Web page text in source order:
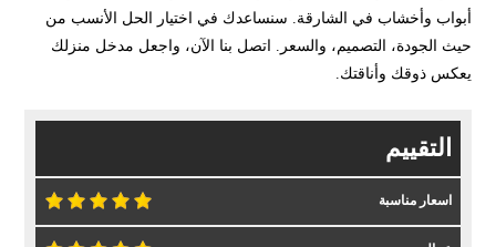
أبواب وأخشاب في الشارقة. سنساعدك في اختيار الحل الأنسب من
حيث الجودة، التصميم، والسعر. اتصل بنا الآن، واجعل مدخل منزلك
يعكس ذوقك وأناقتك.
التقييم
اسعار مناسبة